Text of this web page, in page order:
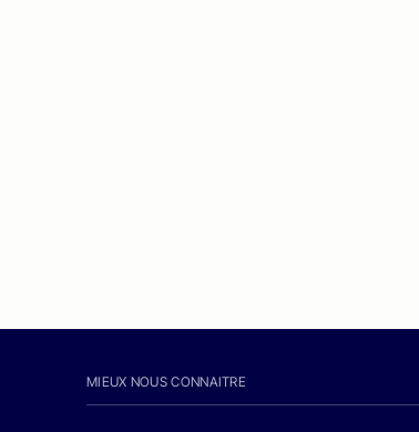
MIEUX NOUS CONNAITRE